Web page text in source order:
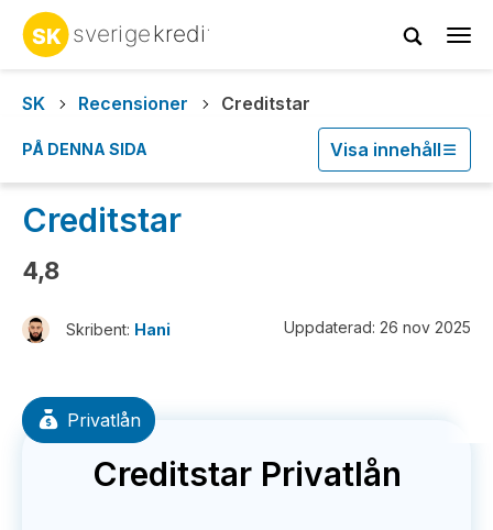
SK
Recensioner Creditstar
PÅ DENNA SIDA Visa innehåll
Creditstar
4,8
Skribent: Hani Uppdaterad: 26 nov 2025
Privatlån
Creditstar Privatlån